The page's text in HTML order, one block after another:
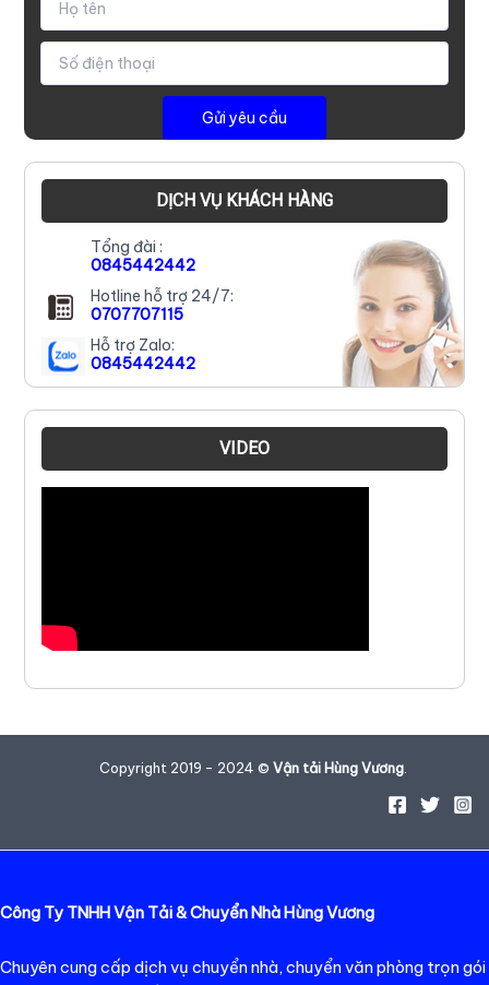
DỊCH VỤ KHÁCH HÀNG
Tổng đài :
0845442442
Hotline hỗ trợ 24/7:
0707707115
Hỗ trợ Zalo:
0845442442
VIDEO
Copyright 2019 - 2024 © Vận tải Hùng Vương.
Công Ty TNHH Vận Tải & Chuyển Nhà Hùng Vương
Chuyên cung cấp dịch vụ chuyển nhà, chuyển văn phòng trọn gói